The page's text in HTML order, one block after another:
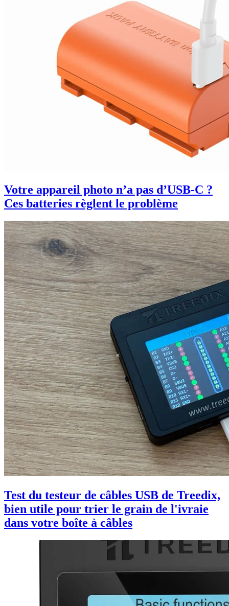
Votre appareil photo n’a pas d’USB-C ?
Ces batteries règlent le problème
Test du testeur de câbles USB de Treedix,
bien utile pour trier le grain de l'ivraie
dans votre boîte à câbles